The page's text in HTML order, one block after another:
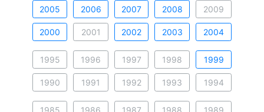
2005 2006 2007 2008 2009
2000 2001 2002 2003 2004
1995 1996 1997 1998 1999
1990 1991 1992 1993 1994
1985 1986 1987 1988 1989